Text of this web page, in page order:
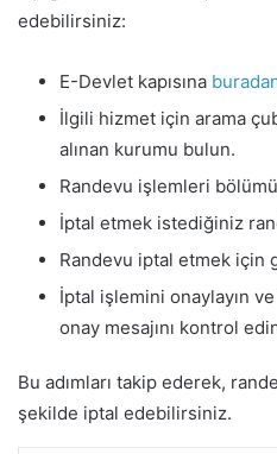
edebilirsiniz:
E-Devlet kapısına
İlgili hizmet için arama
alınan kurumu bulun.
Randevu işlemleri
İptal etmek istediğiniz
Randevu iptal etmek için
İptal işlemini onaylayın
onay mesajını kontrol
Bu adımları takip ederek,
şekilde iptal edebilirsiniz.